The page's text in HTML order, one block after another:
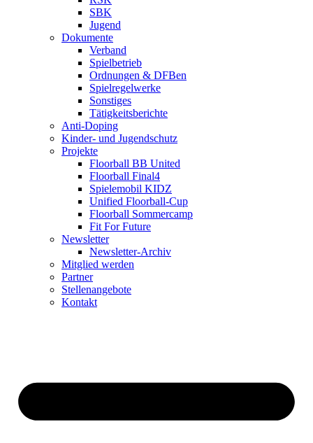
SBK
Jugend
Dokumente
Verband
Spielbetrieb
Ordnungen & DFBen
Spielregelwerke
Sonstiges
Tätigkeitsberichte
Anti-Doping
Kinder- und Jugendschutz
Projekte
Floorball BB United
Floorball Final4
Spielemobil KIDZ
Unified Floorball-Cup
Floorball Sommercamp
Fit For Future
Newsletter
Newsletter-Archiv
Mitglied werden
Partner
Stellenangebote
Kontakt